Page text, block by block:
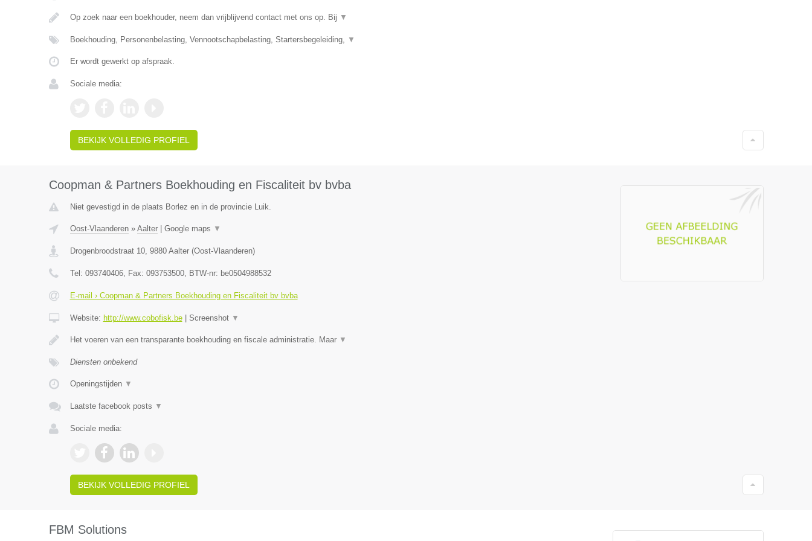
Op zoek naar een boekhouder, neem dan vrijblijvend contact met ons op. Bij ▼
Boekhouding, Personenbelasting, Vennootschapbelasting, Startersbegeleiding, ▼
Er wordt gewerkt op afspraak.
Sociale media:
BEKIJK VOLLEDIG PROFIEL
Coopman & Partners Boekhouding en Fiscaliteit bv bvba
Niet gevestigd in de plaats Borlez en in de provincie Luik.
Oost-Vlaanderen» Aalter| Google maps ▼
Drogenbroodstraat 10, 9880 Aalter(Oost-Vlaanderen)
Tel: 093740406, Fax: 093753500, BTW-nr: be0504988532
E-mail › Coopman & Partners Boekhouding en Fiscaliteit bv bvba
Website: http://www.cobofisk.be| Screenshot ▼
Het voeren van een transparante boekhouding en fiscale administratie. Maar ▼
Diensten onbekend
Openingstijden ▼
Laatste facebook posts ▼
Sociale media:
BEKIJK VOLLEDIG PROFIEL
FBM Solutions